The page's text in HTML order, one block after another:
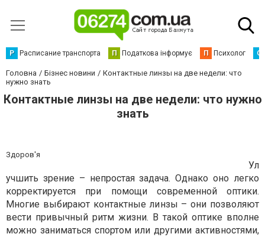
Р Расписание транспорта П Податкова інформує П Психолог С
Головна Бізнес новини
Контактные линзы на две недели: что
нужно знать
Контактные линзы на две недели: что нужно
знать
Здоров'я
Ул
учшить зрение – непростая задача. Однако оно легко
корректируется при помощи современной оптики.
Многие выбирают контактные линзы – они позволяют
вести привычный ритм жизни. В такой оптике вполне
можно заниматься спортом или другими активностями,